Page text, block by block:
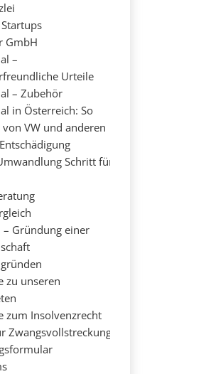
GmbH
–
Urteile
– Zubehör
in Österreich: So
VW und anderen
Schritt für
– Gründung einer
zu unseren
zum Insolvenzrecht
Zwangsvollstreckung